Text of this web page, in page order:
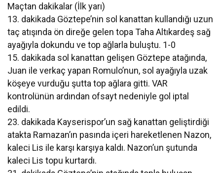
Maçtan dakikalar (İlk yarı)
13. dakikada Göztepe’nin sol kanattan kullandığı uzun
taç atışında ön direğe gelen topa Taha Altıkardeş sağ
ayağıyla dokundu ve top ağlarla buluştu. 1-0
15. dakikada sol kanattan gelişen Göztepe atağında,
Juan ile verkaç yapan Romulo’nun, sol ayağıyla uzak
köşeye vurduğu şutta top ağlara gitti. VAR
kontrolünün ardından ofsayt nedeniyle gol iptal
edildi.
23. dakikada Kayserispor’un sağ kanattan geliştirdiği
atakta Ramazan’ın pasında içeri hareketlenen Nazon,
kaleci Lis ile karşı karşıya kaldı. Nazon’un şutunda
kaleci Lis topu kurtardı.